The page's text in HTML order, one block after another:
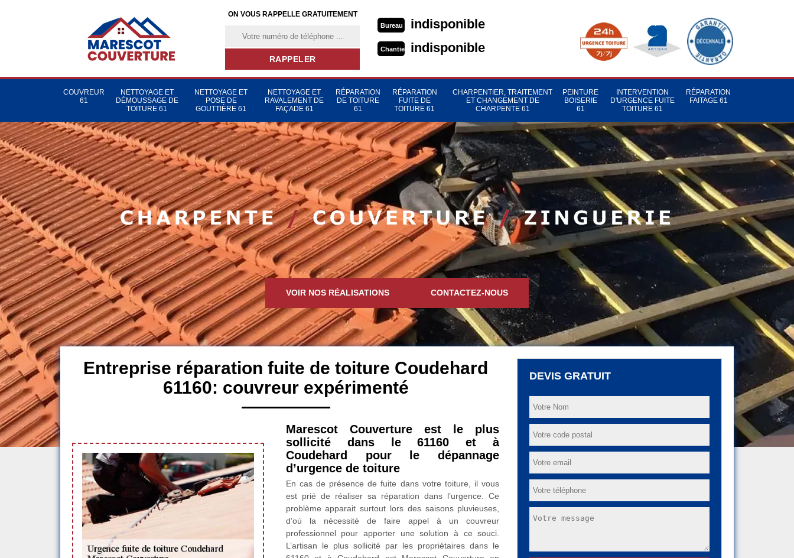
ON VOUS RAPPELLE GRATUITEMENT
Bureau indisponible
Chantier indisponible
COUVREUR
61
NETTOYAGE ET
DÉMOUSSAGE DE
TOITURE 61
NETTOYAGE ET
POSE DE
GOUTTIÈRE 61
NETTOYAGE ET
RAVALEMENT DE
FAÇADE 61
RÉPARATION
DE TOITURE
61
RÉPARATION
FUITE DE
TOITURE 61
CHARPENTIER, TRAITEMENT
ET CHANGEMENT DE
CHARPENTE 61
PEINTURE
BOISERIE
61
INTERVENTION
D'URGENCE FUITE
TOITURE 61
RÉPARATION
FAITAGE 61
VOIR NOS RÉALISATIONS CONTACTEZ-NOUS
Entreprise réparation fuite de toiture Coudehard
61160: couvreur expérimenté
Marescot Couverture est le plus
sollicité dans le 61160 et à
Coudehard pour le dépannage
d’urgence de toiture
En cas de présence de fuite dans votre toiture, il vous
est prié de réaliser sa réparation dans l’urgence. Ce
problème apparait surtout lors des saisons pluvieuses,
d’où la nécessité de faire appel à un couvreur
professionnel pour apporter une solution à ce souci.
L’artisan le plus sollicité par les propriétaires dans le
DEVIS GRATUIT